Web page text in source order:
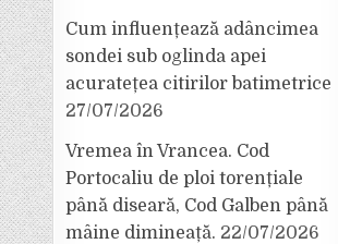
Cum influențează adâncimea
sondei sub oglinda apei
acuratețea citirilor batimetrice
27/07/2026
Vremea în Vrancea. Cod
Portocaliu de ploi torențiale
până diseară, Cod Galben până
mâine dimineață. 22/07/2026